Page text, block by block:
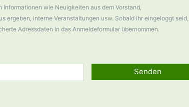
wie Neuigkeiten aus dem Vorstand,
ergeben, interne Veranstaltungen usw. Sobald ihr eingeloggt seid,
Adressdaten in das Anmeldeformular übernommen.
Senden